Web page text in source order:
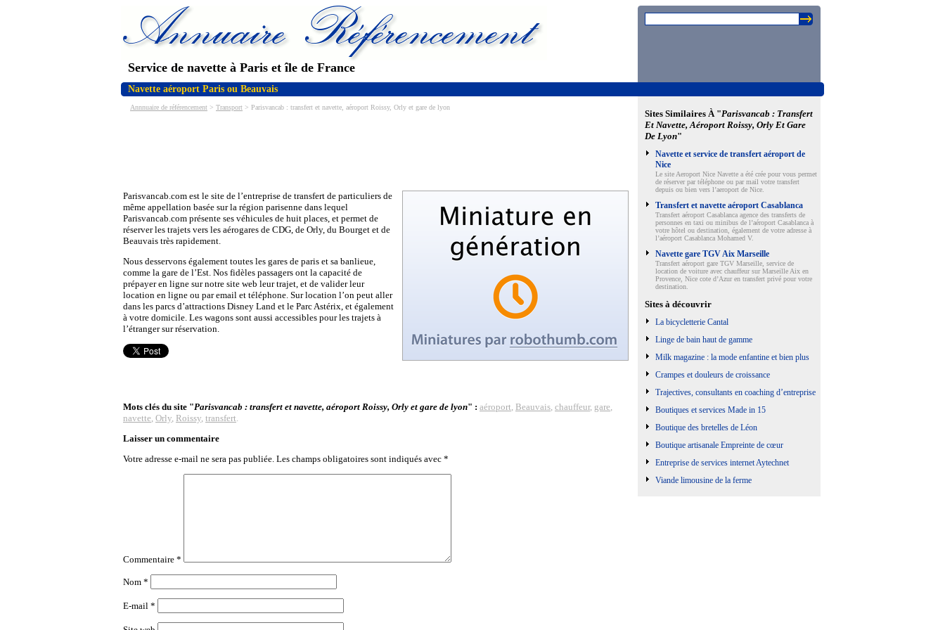
Service de navette à Paris et île de France
Navette aéroport Paris ou Beauvais
Annnuaire de référencement > Transport > Parisvancab : transfert et navette, aéroport Roissy, Orly et gare de lyon
Parisvancab.com est le site de l’entreprise de transfert de particuliers de
même appellation basée sur la région parisenne dans lequel
Parisvancab.com présente ses véhicules de huit places, et permet de
réserver les trajets vers les aérogares de CDG, de Orly, du Bourget et de
Beauvais très rapidement.
Nous desservons également toutes les gares de paris et sa banlieue,
comme la gare de l’Est. Nos fidèles passagers ont la capacité de
prépayer en ligne sur notre site web leur trajet, et de valider leur
location en ligne ou par email et téléphone. Sur location l’on peut aller
dans les parcs d’attractions Disney Land et le Parc Astérix, et également
à votre domicile. Les wagons sont aussi accessibles pour les trajets à
l’étranger sur réservation.
Mots clés du site "Parisvancab : transfert et navette, aéroport Roissy, Orly et gare de lyon" : aéroport, Beauvais, chauffeur, gare,
navette, Orly, Roissy, transfert.
Laisser un commentaire
Votre adresse e-mail ne sera pas publiée. Les champs obligatoires sont indiqués avec *
Commentaire *
Nom *
E-mail *
Sites Similaires À "Parisvancab : Transfert
Et Navette, Aéroport Roissy, Orly Et Gare
De Lyon"
Navette et service de transfert aéroport de
Nice
Le site Aeroport Nice Navette a été crée pour vous permet
de réserver par téléphone ou par mail votre transfert
depuis ou bien vers l’aeroport de Nice.
Transfert et navette aéroport Casablanca
Transfert aéroport Casablanca agence des transferts de
personnes en taxi ou minibus de l’aéroport Casablanca à
votre hôtel ou destination, également de votre adresse à
l’aéroport Casablanca Mohamed V.
Navette gare TGV Aix Marseille
Transfert aéroport gare TGV Marseille, service de
location de voiture avec chauffeur sur Marseille Aix en
Provence, Nice cote d’Azur en transfert privé pour votre
destination.
Sites à découvrir
La bicycletterie Cantal
Linge de bain haut de gamme
Milk magazine : la mode enfantine et bien plus
Crampes et douleurs de croissance
Trajectives, consultants en coaching d’entreprise
Boutiques et services Made in 15
Boutique des bretelles de Léon
Boutique artisanale Empreinte de cœur
Entreprise de services internet Aytechnet
Viande limousine de la ferme